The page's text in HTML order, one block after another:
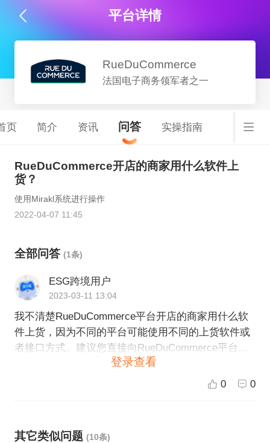
平台详情
RueDuCommerce
法国电子商务领军者之一
页 简介 资讯 问答 实操指南
RueDuCommerce开店的商家用什么软件上
货？
使用Mirakl系统进行操作
2022-04-07 11:45
全部问答 (1条)
ESG跨境用户
2023-03-11 13:04
我不清楚RueDuCommerce平台开店的商家用什么软
件上货，因为不同的平台可能使用不同的上货软件或
者接口方式。建议您直接向RueDuCommerce平台客
服咨询，以获取更准确的答案。如果您需要帮助选择
跨境电商平台或提供平台运营服务，请联系ESG跨
登录查看
0 0
其它类似问题 (10条)